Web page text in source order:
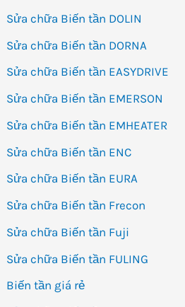
Sửa chữa Biến tần DOLIN
Sửa chữa Biến tần DORNA
Sửa chữa Biến tần EASYDRIVE
Sửa chữa Biến tần EMERSON
Sửa chữa Biến tần EMHEATER
Sửa chữa Biến tần ENC
Sửa chữa Biến tần EURA
Sửa chữa Biến tần Frecon
Sửa chữa Biến tần Fuji
Sửa chữa Biến tần FULING
Biến tần giá rẻ